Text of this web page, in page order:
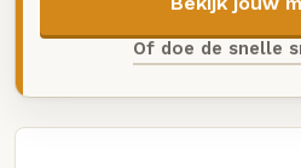
Of doe de snelle